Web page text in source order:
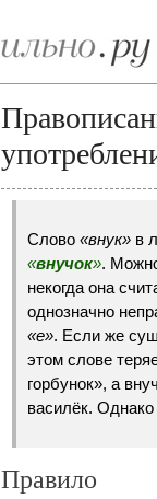
Слово «внук» в
«внучок».
некогда она
однозначно
«е». Если же
этом слове
горбунок», а
василёк.
Правило